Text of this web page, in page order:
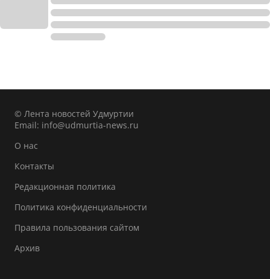
© Лента новостей Удмуртии
Email: info@udmurtia-news.ru
О нас
Контакты
Редакционная политика
Политика конфиденциальности
Правила пользования сайтом
Архив